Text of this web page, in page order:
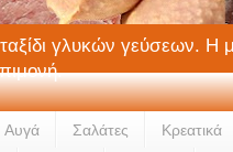
γλυκών γεύσεων. Η
Αυγά Σαλάτες Κρεατικά